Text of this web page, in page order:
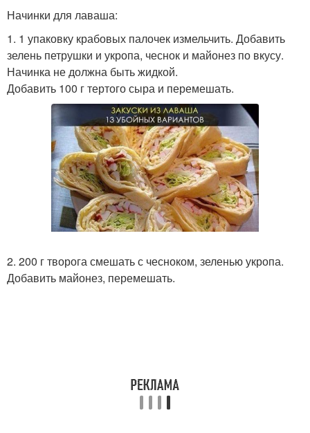
Начинки для лаваша:
1. 1 упаковку крабовых палочек измельчить. Добавить
зелень петрушки и укропа, чеснок и майонез по вкусу.
Начинка не должна быть жидкой.
Добавить 100 г тертого сыра и перемешать.
2. 200 г творога смешать с чесноком, зеленью укропа.
Добавить майонез, перемешать.